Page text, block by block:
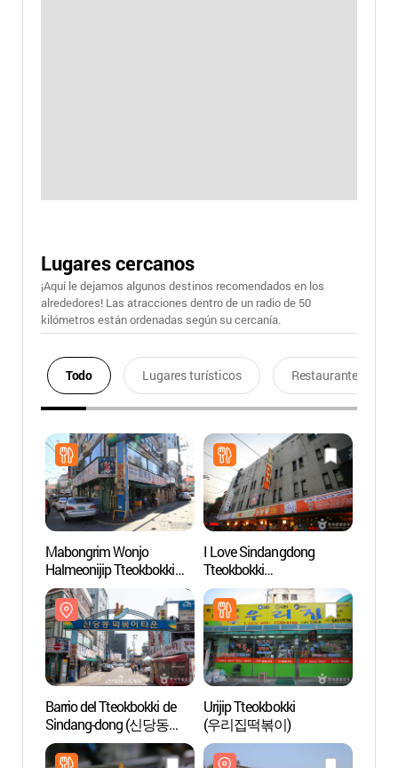
Lugares cercanos
¡Aquí le dejamos algunos destinos recomendados en los
alrededores! Las atracciones dentro de un radio de 50
kilómetros están ordenadas según su cercanía.
Todo Lugares turísticos Restaurantes
Mabongrim Wonjo
Halmeonijip Tteokbokki
(마복림원조할머니집떡
볶이)
I Love Sindangdong
Tteokbokki
(아이러브신당동떡볶이)
Barrio del Tteokbokki de
Sindang-dong (신당동
떡볶이 골목)
Urijip Tteokbokki
(우리집떡볶이)